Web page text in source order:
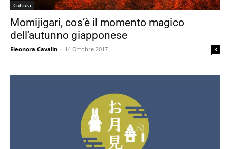
Cultura
Momijigari, cos’è il momento magico
dell’autunno giapponese
Eleonora Cavalin - 14 Ottobre 2017 3